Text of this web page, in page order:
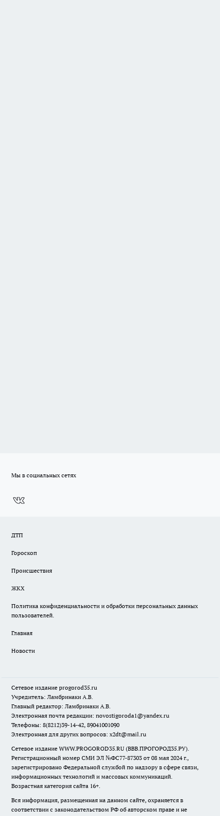
Мы в социальных сетях
ДТП
Гороскоп
Происшествия
ЖКХ
Политика конфиденциальности и обработки персональных данных
пользователей.
Главная
Новости
Сетевое издание progorod35.ru
Учредитель: Ламбринаки А.В.
Главный редактор: Ламбринаки А.В.
Электронная почта редакции: novostigoroda1@yandex.ru
Телефоны: 8(8212)39-14-42, 89041001090
Электронная для других вопросов: x2dt@mail.ru
Сетевое издание WWW.PROGOROD35.RU (ВВВ.ПРОГОРОД35.РУ).
Регистрационный номер СМИ ЭЛ №ФС77-87303 от 08 мая 2024 г.,
зарегистрировано Федеральной службой по надзору в сфере связи,
информационных технологий и массовых коммуникаций.
Возрастная категория сайта 16+.
Вся информация, размещенная на данном сайте, охраняется в
соответствии с законодательством РФ об авторском праве и не